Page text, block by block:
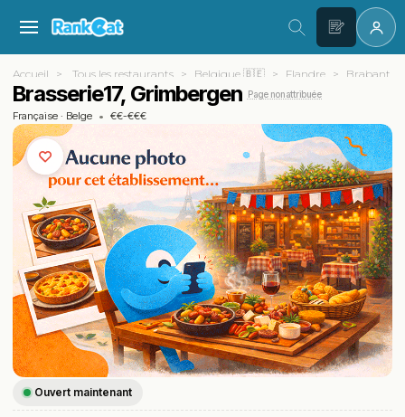
Accueil Tous les restaurants Belgique 🇧🇪 Flandre Brabant
Brasserie17, Grimbergen Page non attribuée
Française · Belge • €€-€€€
Ouvert maintenant